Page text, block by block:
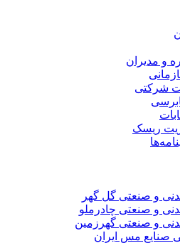
و مدیران
شرکتی
ریسک
و صنعتی گل گهر
و صنعتی چادرملو
و صنعتی گهرزمین
صنایع مس ایران